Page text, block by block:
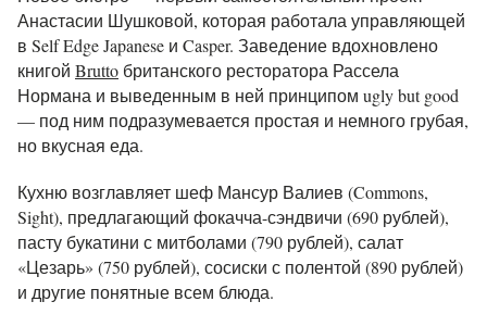
Анастасии Шушковой, которая работала управляющей
в Self Edge Japanese и Casper. Заведение вдохновлено
книгой Brutto британского ресторатора Рассела
Нормана и выведенным в ней принципом ugly but good
— под ним подразумевается простая и немного грубая,
но вкусная еда.
Кухню возглавляет шеф Мансур Валиев (Commons,
Sight), предлагающий фокачча-сэндвичи (690 рублей),
пасту букатини с митболами (790 рублей), салат
«Цезарь» (750 рублей), сосиски с полентой (890 рублей)
и другие понятные всем блюда.